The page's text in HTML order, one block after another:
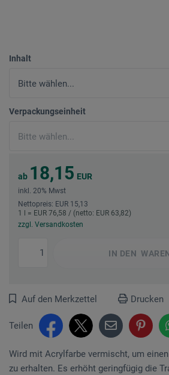
Inhalt
Verpackungseinheit
ab 18,15 EUR
inkl. 20% Mwst
Nettopreis: EUR 15,13
1 l = EUR 76,58 / (netto: EUR 63,82)
zzgl. Versandkosten
IN DEN
Auf den Merkzettel Drucken
Teilen
Wird mit Acrylfarbe vermischt, um
zu erhalten. Es erhöht geringfügig die